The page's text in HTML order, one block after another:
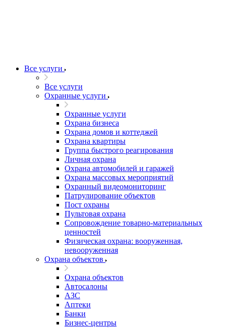
Все услуги
Все услуги
Охранные услуги
Охранные услуги
Охрана бизнеса
Охрана домов и коттеджей
Охрана квартиры
Группа быстрого реагирования
Личная охрана
Охрана автомобилей и гаражей
Охрана массовых мероприятий
Охранный видеомониторинг
Патрулирование объектов
Пост охраны
Пультовая охрана
Сопровождение товарно-материальных
ценностей
Физическая охрана: вооруженная,
невооруженная
Охрана объектов
Охрана объектов
Автосалоны
АЗС
Аптеки
Банки
Бизнес-центры